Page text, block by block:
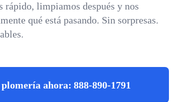
rápido, limpiamos después y nos
qué está pasando. Sin sorpresas.
ahora: 888-890-1791